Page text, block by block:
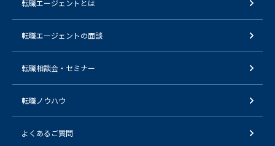
転職エージェントとは
転職エージェントの面談
転職相談会・セミナー
転職ノウハウ
よくあるご質問